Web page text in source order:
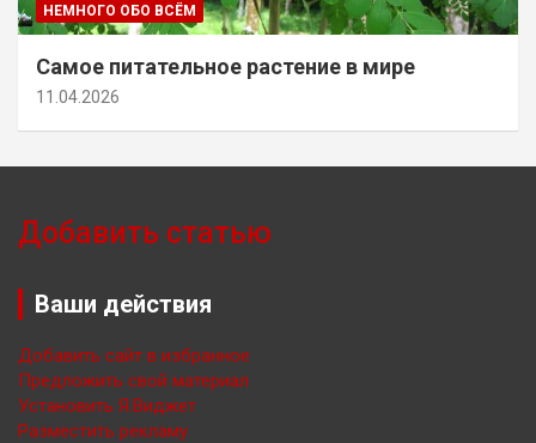
НЕМНОГО ОБО ВСЁМ
Самое питательное растение в мире
11.04.2026
Добавить статью
Ваши действия
Добавить сайт в избранное
Предложить свой материал
Установить Я.Виджет
Разместить рекламу